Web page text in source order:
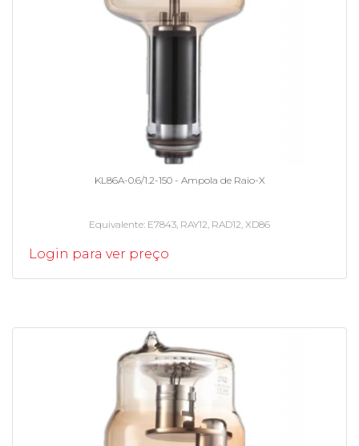
KL86A-0.6/1.2-150 - Ampola de Raio-X
Equivalente E7843, RAY12, RAD12, XD86
Login para ver preço